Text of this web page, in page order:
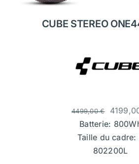
CUBE STEREO
4499,00€
Batterie:
Taille du cadre:
802200L